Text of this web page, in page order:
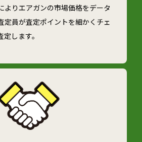
よりエアガンの市場価格をデータ
定員が査定ポイントを細かくチェ
します。